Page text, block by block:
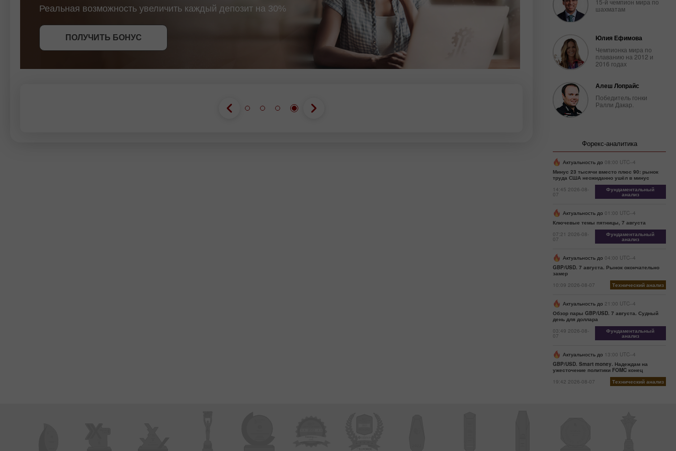
СТАТЬ УЧАСТНИКОМ
СТАТЬ УЧАСТНИКОМ
Реальная возможность увеличить каждый депозит на 30%
ПОЛУЧИТЬ БОНУС
15-й чемпион мира по
шахматам
Юлия Ефимова
Чемпионка мира по
плаванию на 2012 и
2016 годах
Алеш Лопрайс
Победитель гонки
Ралли Дакар.
Форекс-аналитика
Актуальность до 08:00 UTC--4
Минус 23 тысячи вместо плюс 90: рынок
труда США неожиданно ушёл в минус
14:45 2026-08-
07
Фундаментальный
анализ
Актуальность до 01:00 UTC--4
Ключевые темы пятницы, 7 августа
07:21 2026-08-
07
Фундаментальный
анализ
Актуальность до 04:00 UTC--4
GBP/USD. 7 августа. Рынок окончательно
замер
10:09 2026-08-07
Технический анализ
Актуальность до 21:00 UTC--4
Обзор пары GBP/USD. 7 августа. Судный
день для доллара
03:49 2026-08-
07
Фундаментальный
анализ
Актуальность до 13:00 UTC--4
GBP/USD. Smart money. Надеждам на
ужесточение политики FOMC конец
19:42 2026-08-07
Технический анализ